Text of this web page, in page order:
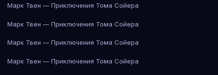
Марк Твен — Приключения Тома Сойера
Марк Твен — Приключения Тома Сойера
Марк Твен — Приключения Тома Сойера
Марк Твен — Приключения Тома Сойера